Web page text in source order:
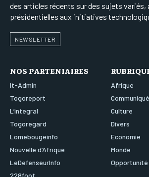
des articles récents sur des sujets variés,
présidentielles aux initiatives
NEWSLETTER
NOS PARTENIAIRES
It-Admin
Togoreport
L’integral
Togoregard
Lomebougeinfo
Nouvelle d’Afrique
LeDefenseurInfo
228foot
Afrique
Communiqué
Culture
Divers
Economie
Monde
Opportunité